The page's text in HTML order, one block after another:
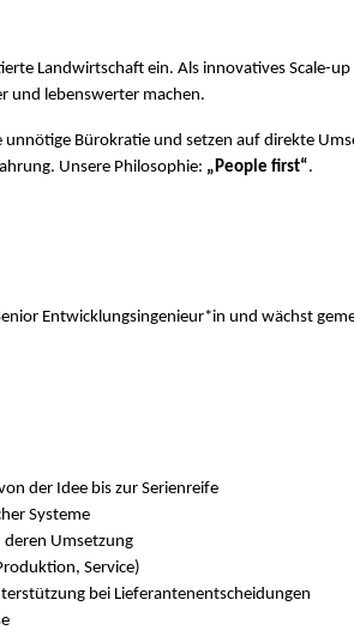
Landwirtschaft ein. Als innovatives Scale-
und lebenswerter machen.
Bürokratie und setzen auf direkte
Unsere Philosophie: „People first“.
Entwicklungsingenieur*in und wächst
der Idee bis zur Serienreife
Systeme
Umsetzung
Service)
bei Lieferantenentscheidungen